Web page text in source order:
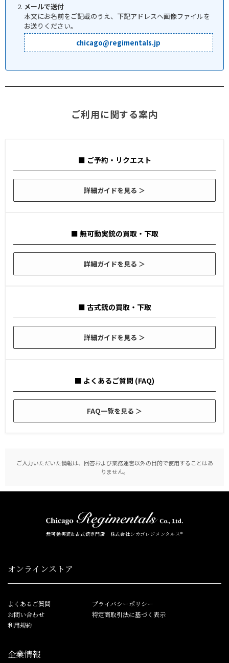
メールで送付
本文にお名前をご記載のうえ、下記アドレスへ画像ファイルを
お送りください。
chicago@regimentals.jp
ご利用に関する案内
■ ご予約・リクエスト
詳細ガイドを見る ＞
■ 無可動実銃の買取・下取
詳細ガイドを見る ＞
■ 古式銃の買取・下取
詳細ガイドを見る ＞
■ よくあるご質問 (FAQ)
FAQ一覧を見る ＞
ご入力いただいた情報は、回答および業務運営以外の目的で使用することはあ
りません。
無可動実銃&古式銃専門店 株式会社シカゴレジメンタルス®
オンラインストア
よくあるご質問
お問い合わせ
利用規約
プライバシーポリシー
特定商取引法に基づく表示
企業情報